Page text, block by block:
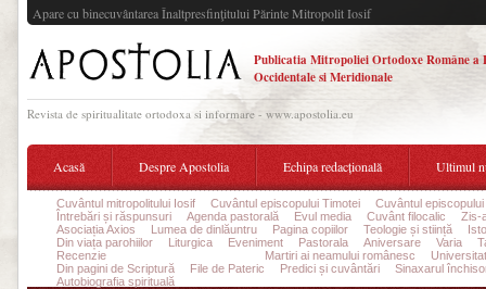
Apare cu binecuvântarea Înaltpresfinţitului Părinte Mitropolit Iosif
Publicatia Mitropoliei Ortodoxe Române a
Occidentale si Meridionale
Revista de spiritualitate ortodoxa si informare - www.apostolia.eu
Acasă Despre Apostolia Echipa redacțională Ultimul
Cuvântul mitropolitului Iosif Cuvântul episcopului Timotei
Cuvântul episcopului
Întrebări și răspunsuri
Agenda pastorală Evul media Cuvânt filocalic
Zis-
Asociația Axios
Lumea de dinlăuntru Pagina copiilor Teologie și stiință
Din viața parohiilor
Liturgica Eveniment Pastorala Aniversare Varia
Recenzie
Martiri ai neamului românesc
Din pagini de Scriptură
File de Pateric Predici și cuvântări
Sinaxarul
Autobiografia spirituală